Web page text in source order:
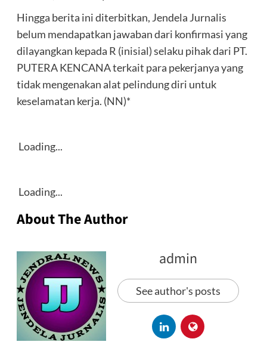
‎Hingga berita ini diterbitkan, Jendela Jurnalis
belum mendapatkan jawaban dari konfirmasi yang
dilayangkan kepada R (inisial) selaku pihak dari PT.
PUTERA KENCANA terkait para pekerjanya yang
tidak mengenakan alat pelindung diri untuk
keselamatan kerja. (NN)*
Loading...
Loading...
About The Author
admin
See author's posts